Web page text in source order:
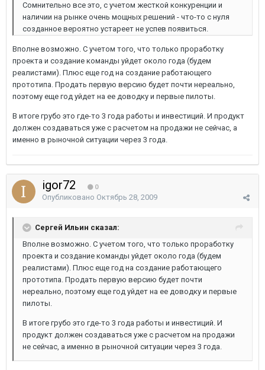
Сомнительно все это, с учетом жесткой конкуренции и
наличии на рынке очень мощных решений - что-то с нуля
созданное вероятно устареет не успев появиться.
Вполне возможно. С учетом того, что только проработку
проекта и создание команды уйдет около года (будем
реалистами). Плюс еще год на создание работающего
прототипа. Продать первую версию будет почти нереально,
поэтому еще год уйдет на ее доводку и первые пилоты.
В итоге грубо это где-то 3 года работы и инвестиций. И продукт
должен создаваться уже с расчетом на продажи не сейчас, а
именно в рыночной ситуации через 3 года.
igor72 0
Опубликовано Октябрь 28, 2009
Сергей Ильин сказал:
Вполне возможно. С учетом того, что только проработку
проекта и создание команды уйдет около года (будем
реалистами). Плюс еще год на создание работающего
прототипа. Продать первую версию будет почти
нереально, поэтому еще год уйдет на ее доводку и первые
пилоты.
В итоге грубо это где-то 3 года работы и инвестиций. И
продукт должен создаваться уже с расчетом на продажи
не сейчас, а именно в рыночной ситуации через 3 года.